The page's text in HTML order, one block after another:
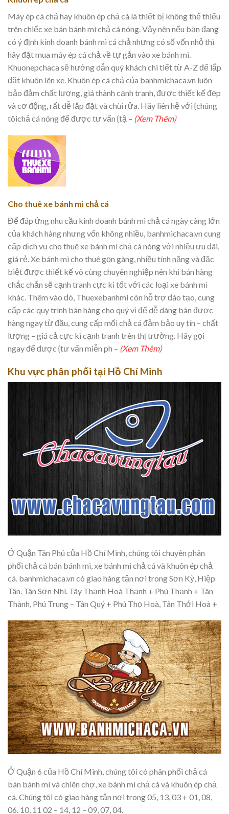
Máy ép cá chả hay khuôn ép chả cá là thiết bị không thể thiếu
trên chiếc xe bán bánh mì chả cá nóng. Vậy nên nếu bạn đang
có ý định kinh doanh bánh mì cá chả nhưng có số vốn nhỏ thì
hãy đặt mua máy ép cá chả về tự gắn vào xe bánh mì.
Khuonepchaca sẽ hướng dẫn quý khách chi tiết từ A-Z để lắp
đặt khuôn lên xe. Khuôn ép cá chả của banhmichaca.vn luôn
bảo đảm chất lượng, giá thành cạnh tranh, được thiết kế đẹp
và cơ động, rất dễ lắp đặt và chùi rửa. Hãy liên hệ với {chúng
tôichả cá nóng để được tư vấn {tậ – (Xem Thêm)
Cho thuê xe bánh mì chả cá
Để đáp ứng nhu cầu kinh doanh bánh mì chả cá ngày càng lớn
của khách hàng nhưng vốn không nhiều, banhmichaca.vn cung
cấp dịch vụ cho thuê xe bánh mì chả cá nóng với nhiều ưu đãi,
giá rẻ. Xe bánh mì cho thuê gọn gàng, nhiều tính năng và đặc
biệt được thiết kế vô cùng chuyên nghiệp nên khi bán hàng
chắc chắn sẽ cạnh tranh cực kì tốt với các loại xe bánh mì
khác. Thêm vào đó, Thuexebanhmi còn hỗ trợ đào tạo, cung
cấp các quy trình bán hàng cho quý vị để dễ dàng bán được
hàng ngay từ đầu, cung cấp mối chả cá đảm bảo uy tín – chất
lượng – giá cả cực kì cạnh tranh trên thị trường. Hãy gọi
ngay để được {tư vấn miễn ph – (Xem Thêm)
Khu vực phân phối tại Hồ Chí Minh
Ở Quận Tân Phú của Hồ Chí Minh, chúng tôi chuyên phân
phối chả cá bán bánh mì, xe bánh mì chả cá và khuôn ép chả
cá. banhmichaca.vn có giao hàng tận nơi trong Sơn Kỳ, Hiệp
Tân. Tân Sơn Nhì. Tây Thạnh Hoà Thạnh + Phú Thạnh + Tân
Thành, Phú Trung – Tân Quý + Phú Thọ Hoà, Tân Thới Hoà +
Ở Quận 6 của Hồ Chí Minh, chúng tôi có phân phối chả cá
bán bánh mì và chiên chợ, xe bánh mì chả cá và khuôn ép chả
cá. Chúng tôi có giao hàng tận nơi trong 05, 13, 03 + 01, 08,
06. 10, 11 02 – 14, 12 – 09, 07, 04.